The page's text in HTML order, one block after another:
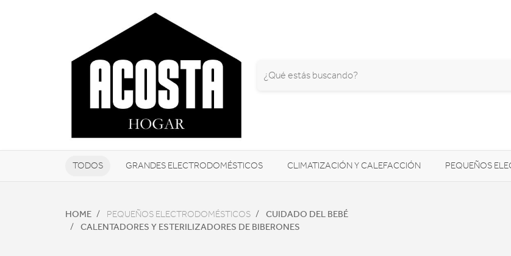
TODOS GRANDES ELECTRODOMÉSTICOS CLIMATIZACIÓN Y CALEFACCIÓN PEQUEÑOS
NAVEGADORES GPS CONSOLAS
HOME PEQUEÑOS ELECTRODOMÉSTICOS
CUIDADO DEL BEBÉ
CALENTADORES Y ESTERILIZADORES DE BIBERONES